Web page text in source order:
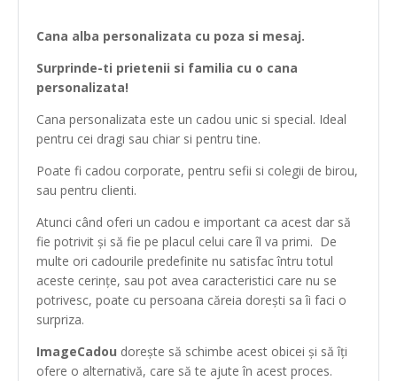
Cana alba personalizata cu poza si mesaj.
Surprinde-ti prietenii si familia cu o cana
personalizata!
Cana personalizata este un cadou unic si special. Ideal
pentru cei dragi sau chiar si pentru tine.
Poate fi cadou corporate, pentru sefii si colegii de birou,
sau pentru clienti.
Atunci când oferi un cadou e important ca acest dar să
fie potrivit și să fie pe placul celui care îl va primi. De
multe ori cadourile predefinite nu satisfac întru totul
aceste cerințe, sau pot avea caracteristici care nu se
potrivesc, poate cu persoana căreia dorești sa îi faci o
surpriza.
ImageCadou dorește să schimbe acest obicei și să îți
ofere o alternativă, care să te ajute în acest proces.